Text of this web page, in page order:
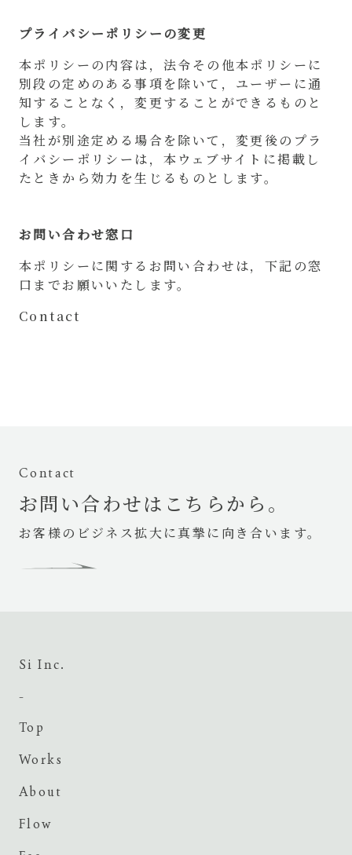
プライバシーポリシーの変更
本ポリシーの内容は，法令その他本ポリシーに
別段の定めのある事項を除いて，ユーザーに通
知することなく，変更することができるものと
します。
当社が別途定める場合を除いて，変更後のプラ
イバシーポリシーは，本ウェブサイトに掲載し
たときから効力を生じるものとします。
お問い合わせ窓口
本ポリシーに関するお問い合わせは，下記の窓
口までお願いいたします。
Contact
Contact
お問い合わせはこちらから。
お客様のビジネス拡大に真摯に向き合います。
Si Inc.
-
Top
Works
About
Flow